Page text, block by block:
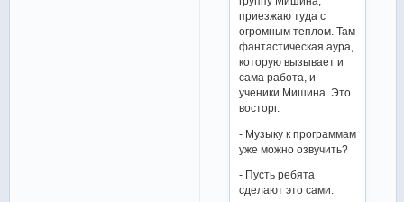
приезжаю туда с
огромным теплом. Там
фантастическая аура,
которую вызывает и
сама работа, и
ученики Мишина. Это
восторг.
- Музыку к программам
уже можно озвучить?
- Пусть ребята
сделают это сами.